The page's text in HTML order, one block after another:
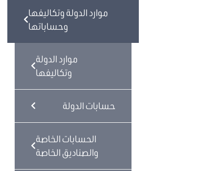
حسابات
المؤسسات
موارد الدولة وتكاليفها
وحساباتها
موارد الدولة
وتكاليفها
حسابات الدولة
الحسابات الخاصة
والصناديق الخاصة